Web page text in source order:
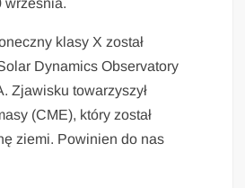
klasy X został
Dynamics Observatory
Zjawisku towarzyszył
(CME), który został
ziemi. Powinien do nas